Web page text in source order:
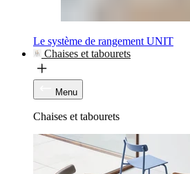
Le système de rangement UNIT
Chaises et tabourets
Menu
Chaises et tabourets